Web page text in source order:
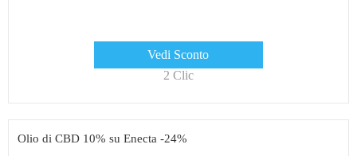
Vedi Sconto
2 Clic
Olio di CBD 10% su Enecta -24%